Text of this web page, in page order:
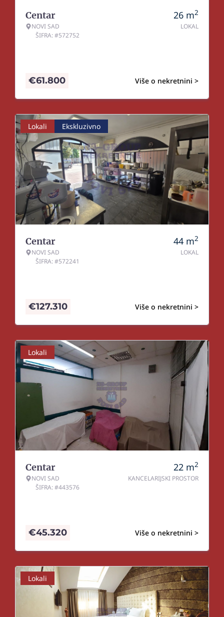
Centar
NOVI SAD
ŠIFRA: #572752
26 m2
LOKAL
Više o nekretnini >
€61.800
Lokali Ekskluzivno
Centar
NOVI SAD
ŠIFRA: #572241
44 m2
LOKAL
Više o nekretnini >
€127.310
Lokali
Centar
NOVI SAD
ŠIFRA: #443576
22 m2
KANCELARIJSKI PROSTOR
Više o nekretnini >
€45.320
Lokali